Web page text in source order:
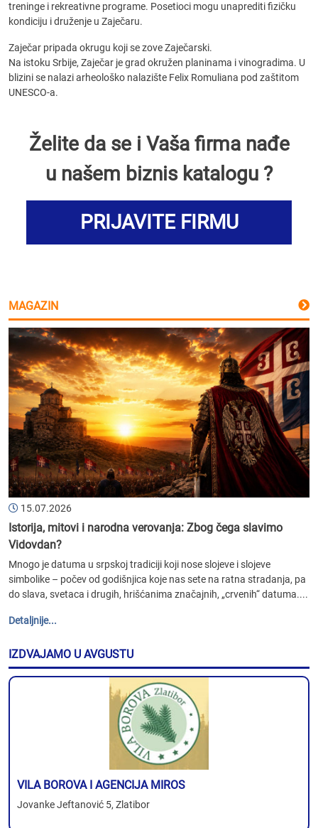
treninge i rekreativne programe. Posetioci mogu unaprediti fizičku
kondiciju i druženje u Zaječaru.
Zaječar pripada okrugu koji se zove Zaječarski.
Na istoku Srbije, Zaječar je grad okružen planinama i vinogradima. U
blizini se nalazi arheološko nalazište Felix Romuliana pod zaštitom
UNESCO-a.
Želite da se i Vaša firma nađe
u našem biznis katalogu ?
PRIJAVITE FIRMU
MAGAZIN
15.07.2026
Istorija, mitovi i narodna verovanja: Zbog čega slavimo
Vidovdan?
Mnogo je datuma u srpskoj tradiciji koji nose slojeve i slojeve
simbolike – počev od godišnjica koje nas sete na ratna stradanja, pa
do slava, svetaca i drugih, hrišćanima značajnih, „crvenih“ datuma....
Detaljnije...
IZDVAJAMO U AVGUSTU
VILA BOROVA I AGENCIJA MIROS
Jovanke Jeftanović 5, Zlatibor